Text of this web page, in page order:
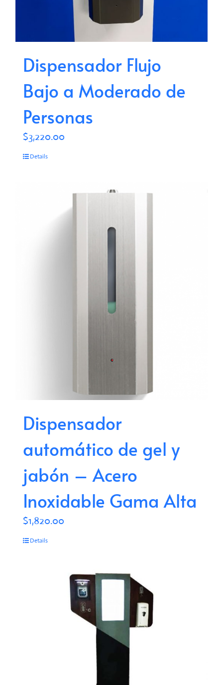
Dispensador Flujo
Bajo a Moderado de
Personas
$3,220.00
Details
Dispensador
automático de gel y
jabón – Acero
Inoxidable Gama Alta
$1,820.00
Details